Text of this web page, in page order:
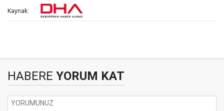
Kaynak:
HABERE YORUM KAT